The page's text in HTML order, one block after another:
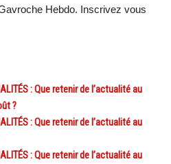
Hebdo. Inscrivez vous
: Que retenir de l’actualité au
?
: Que retenir de l’actualité au
: Que retenir de l’actualité au